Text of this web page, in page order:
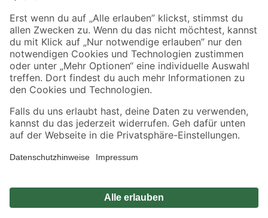
Sicher einkaufen
Jetzt die toom-App herunterladen
Alle Preisangaben in EUR inkl. gesetzl. MwSt.. Die dargestellten Angebote sind unter
Umständen nicht in allen Märkten verfügbar. Die angegebenen Verfügbarkeiten beziehen
Produkte nur solange der Vorrat reicht.
*Paketversand ab 59 € versandkostenfrei, gilt nicht für Artikel mit Speditionsversand, hier
Privatsphäre Impressum
Nutzungsbedingungen
Widerrufsrecht Vertrag widerrufen